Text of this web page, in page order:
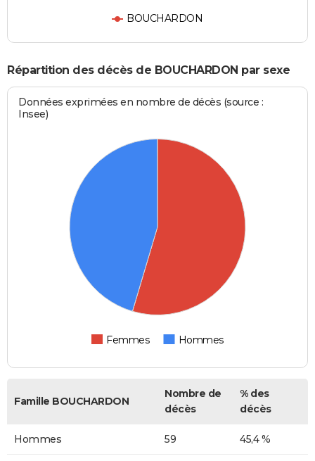
BOUCHARDON
Répartition des décès de BOUCHARDON par sexe
Données exprimées en nombre de décès (source :
Insee)
Femmes Hommes
Famille BOUCHARDON
Nombre de
décès
% des
décès
Hommes 59 45,4 %